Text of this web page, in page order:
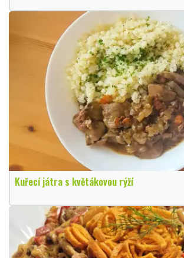
Kuřecí játra s květákovou rýží